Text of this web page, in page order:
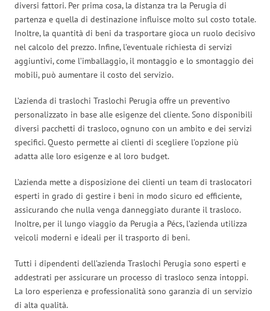
diversi fattori. Per prima cosa, la distanza tra la Perugia di
partenza e quella di destinazione influisce molto sul costo totale.
Inoltre, la quantità di beni da trasportare gioca un ruolo decisivo
nel calcolo del prezzo. Infine, l’eventuale richiesta di servizi
aggiuntivi, come l’imballaggio, il montaggio e lo smontaggio dei
mobili, può aumentare il costo del servizio.
L’azienda di traslochi Traslochi Perugia offre un preventivo
personalizzato in base alle esigenze del cliente. Sono disponibili
diversi pacchetti di trasloco, ognuno con un ambito e dei servizi
specifici. Questo permette ai clienti di scegliere l’opzione più
adatta alle loro esigenze e al loro budget.
L’azienda mette a disposizione dei clienti un team di traslocatori
esperti in grado di gestire i beni in modo sicuro ed efficiente,
assicurando che nulla venga danneggiato durante il trasloco.
Inoltre, per il lungo viaggio da Perugia a Pécs, l’azienda utilizza
veicoli moderni e ideali per il trasporto di beni.
Tutti i dipendenti dell’azienda Traslochi Perugia sono esperti e
addestrati per assicurare un processo di trasloco senza intoppi.
La loro esperienza e professionalità sono garanzia di un servizio
di alta qualità.